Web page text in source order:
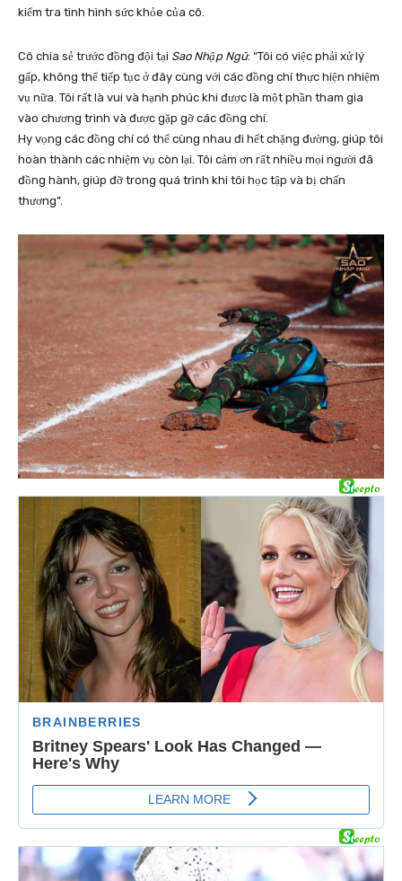
kiểm tra tình hình sức khỏe của cô.
Cô chia sẻ trước đồng đội tại Sao Nhập Ngũ: “Tôi có việc phải xử lý
gấp, không thể tiếp tục ở đây cùng với các đồng chí thực hiện nhiệm
vụ nữa. Tôi rất là vui và hạnh phúc khi được là một phần tham gia
vào chương trình và được gặp gỡ các đồng chí.
Hy vọng các đồng chí có thể cùng nhau đi hết chặng đường, giúp tôi
hoàn thành các nhiệm vụ còn lại. Tôi cảm ơn rất nhiều mọi người đã
đồng hành, giúp đỡ trong quá trình khi tôi học tập và bị chấn
thương”.